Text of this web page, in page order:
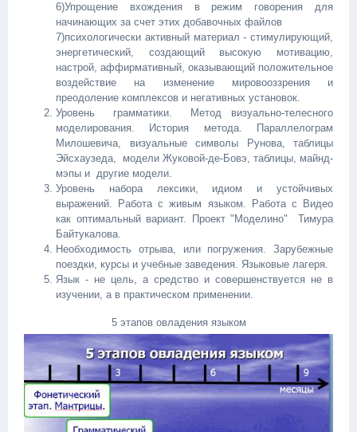
6)Упрощение вхождения в режим говорения для
начинающих за счет этих добавочных файлов
7)психологически активный материал - стимулирующий,
энергетический, создающий высокую мотивацию,
настрой, аффирмативный, оказывающий положительное
воздействие на изменение мировооззрения и
преодоление комплексов и негативных установок.
Уровень грамматики. Метод визуально-телесного
моделирования. История метода. Параллелограм
Милошевича, визуальные символы Рунова, таблицы
Эйсхаузеда, модели Жуковой-де-Бовэ, таблицы, майнд-
мэпы и другие модели.
Уровень набора лексики, идиом и устойчивых
выражений. Работа с живым языком. Работа с Видео
как оптимальный вариант. Проект "Моделино" Тимура
Байтукалова.
Необходимость отрыва, или погружения. Зарубежные
поездки, курсы и учебные заведения. Языковые лагеря.
Язык - не цель, а средство и совершенствуется не в
изучении, а в практическом применении.
5 этапов овладения языком